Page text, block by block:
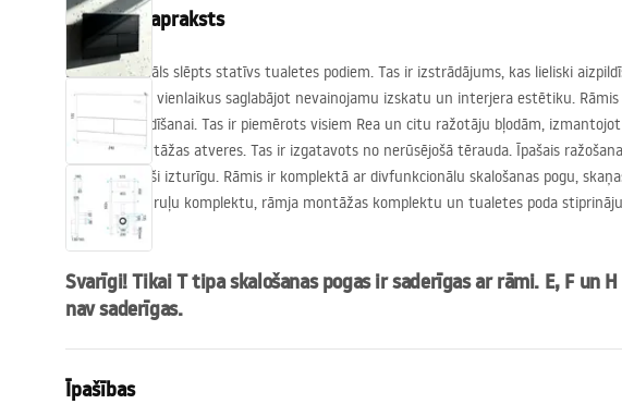
Produkta apraksts
Ļoti funkcionāls slēpts statīvs tualetes podiem. Tas ir izstrādājums, kas lieliski
istabas telpu, vienlaikus saglabājot nevainojamu izskatu un interjera estētiku.
slēptai uzstādīšanai. Tas ir piemērots visiem Rea un citu ražotāju bļodām,
platuma montāžas atveres. Tas ir izgatavots no nerūsējošā tērauda. Īpašais
padara to īpaši izturīgu. Rāmis ir komplektā ar divfunkcionālu skalošanas pogu,
paklājiņu, cauruļu komplektu, rāmja montāžas komplektu un tualetes poda
komplektu.
Svarīgi! Tikai T tipa skalošanas pogas ir saderīgas ar rāmi. E, F un
nav saderīgas.
Īpašības